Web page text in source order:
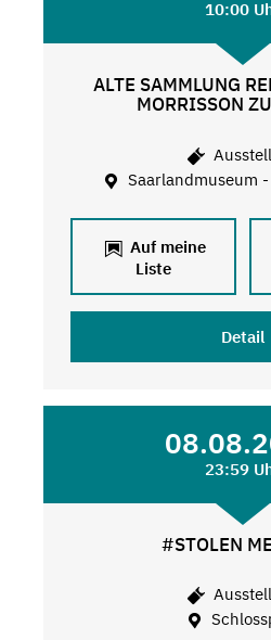
10:00
ALTE SAMMLUNG
MORRISSON
Saarlandmuseum
Auf meine
Liste
Detail
23:59
#STOLEN